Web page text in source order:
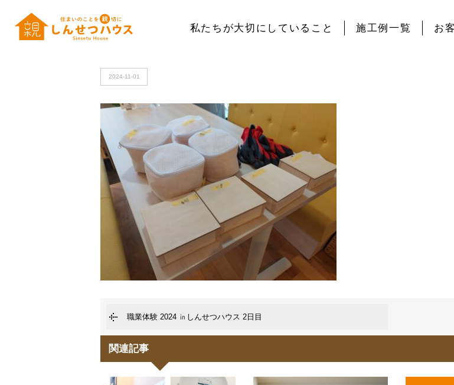
私たちが大切にしていること 施工例一覧 お
HOME >20241101_122136
2024-11-01
職業体験 2024 ㏌しんせつハウス 2日目
関連記事